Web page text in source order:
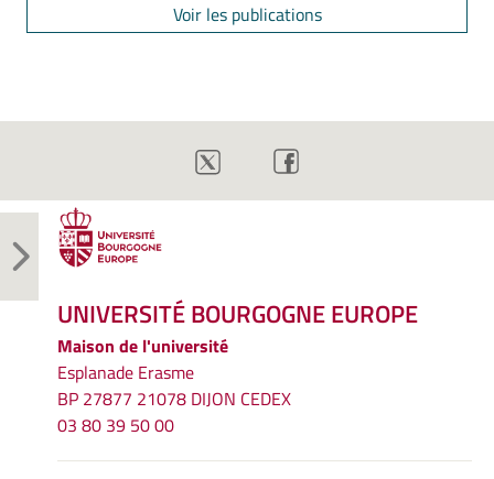
Voir les publications
UNIVERSITÉ BOURGOGNE EUROPE
Maison de l'université
Esplanade Erasme
BP 27877 21078 DIJON CEDEX
03 80 39 50 00